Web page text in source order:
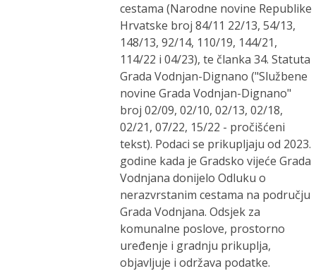
cestama (Narodne novine Republike
Hrvatske broj 84/11 22/13, 54/13,
148/13, 92/14, 110/19, 144/21,
114/22 i 04/23), te članka 34. Statuta
Grada Vodnjan-Dignano ("Službene
novine Grada Vodnjan-Dignano"
broj 02/09, 02/10, 02/13, 02/18,
02/21, 07/22, 15/22 - pročišćeni
tekst). Podaci se prikupljaju od 2023.
godine kada je Gradsko vijeće Grada
Vodnjana donijelo Odluku o
nerazvrstanim cestama na području
Grada Vodnjana. Odsjek za
komunalne poslove, prostorno
uređenje i gradnju prikuplja,
objavljuje i održava podatke.